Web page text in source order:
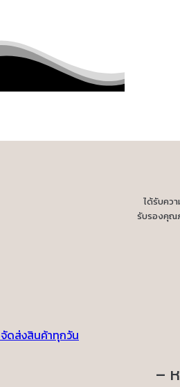
ได้รับควา
รับรองคุณ
ดส่งสินค้าทุกวัน
–